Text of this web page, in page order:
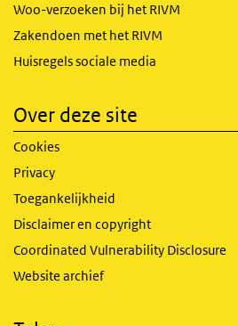
Woo-verzoeken bij het RIVM
Zakendoen met het RIVM
Huisregels sociale media
Over deze site
Cookies
Privacy
Toegankelijkheid
Disclaimer en copyright
Coordinated Vulnerability Disclosure
Website archief